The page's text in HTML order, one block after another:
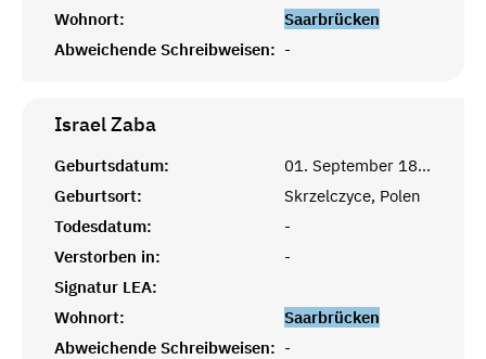
Wohnort:
Saarbrücken
Abweichende Schreibweisen: -
IsraelZaba
Geburtsdatum:
01. September 1888
Geburtsort:
Skrzelczyce, Polen
Todesdatum:
-
Verstorben in:
-
Signatur LEA:
Wohnort:
Saarbrücken
Abweichende Schreibweisen: -